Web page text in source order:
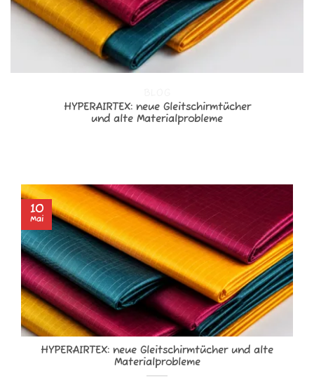
HYPERAIRTEX: neue Gleitschirmtücher
und alte Materialprobleme
HYPERAIRTEX: neue Gleitschirmtücher und alte
Materialprobleme
10
Mai